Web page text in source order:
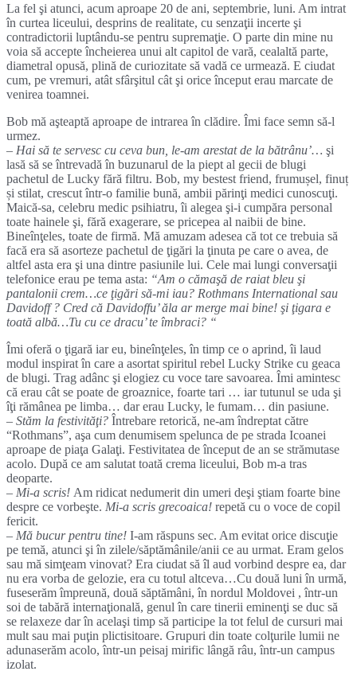
La fel şi atunci, acum aproape 20 de ani, septembrie, luni. Am intrat
în curtea liceului, desprins de realitate, cu senzaţii incerte şi
contradictorii luptându-se pentru supremaţie. O parte din mine nu
voia să accepte încheierea unui alt capitol de vară, cealaltă parte,
diametral opusă, plină de curiozitate să vadă ce urmează. E ciudat
cum, pe vremuri, atât sfârşitul cât şi orice început erau marcate de
venirea toamnei.
Bob mă aşteaptă aproape de intrarea în clădire. Îmi face semn să-l
urmez.
– Hai să te servesc cu ceva bun, le-am arestat de la bătrânu’… şi
lasă să se întrevadă în buzunarul de la piept al gecii de blugi
pachetul de Lucky fără filtru. Bob, my bestest friend, frumușel, finuț
și stilat, crescut într-o familie bună, ambii părinţi medici cunoscuţi.
Maică-sa, celebru medic psihiatru, îi alegea şi-i cumpăra personal
toate hainele şi, fără exagerare, se pricepea al naibii de bine.
Bineînţeles, toate de firmă. Mă amuzam adesea că tot ce trebuia să
facă era să asorteze pachetul de ţigări la ţinuta pe care o avea, de
altfel asta era şi una dintre pasiunile lui. Cele mai lungi conversaţii
telefonice erau pe tema asta: “Am o cămaşă de raiat bleu şi
pantalonii crem…ce ţigări să-mi iau? Rothmans International sau
Davidoff ? Cred că Davidoffu’ ăla ar merge mai bine! şi ţigara e
toată albă…Tu cu ce dracu’ te îmbraci? “
Îmi oferă o ţigară iar eu, bineînţeles, în timp ce o aprind, îi laud
modul inspirat în care a asortat spiritul rebel Lucky Strike cu geaca
de blugi. Trag adânc şi elogiez cu voce tare savoarea. Îmi amintesc
că erau cât se poate de groaznice, foarte tari … iar tutunul se uda şi
îţi rămânea pe limba… dar erau Lucky, le fumam… din pasiune.
– Stăm la festivităţi? Întrebare retorică, ne-am îndreptat către
“Rothmans”, aşa cum denumisem spelunca de pe strada Icoanei
aproape de piaţa Galaţi. Festivitatea de început de an se strămutase
acolo. După ce am salutat toată crema liceului, Bob m-a tras
deoparte.
– Mi-a scris! Am ridicat nedumerit din umeri deşi ştiam foarte bine
despre ce vorbeşte. Mi-a scris grecoaica! repetă cu o voce de copil
fericit.
– Mă bucur pentru tine! I-am răspuns sec. Am evitat orice discuţie
pe temă, atunci şi în zilele/săptămânile/anii ce au urmat. Eram gelos
sau mă simţeam vinovat? Era ciudat să îl aud vorbind despre ea, dar
nu era vorba de gelozie, era cu totul altceva…Cu două luni în urmă,
fuseserăm împreună, două săptămâni, în nordul Moldovei , într-un
soi de tabără internaţională, genul în care tinerii eminenţi se duc să
se relaxeze dar în acelaşi timp să participe la tot felul de cursuri mai
mult sau mai puţin plictisitoare. Grupuri din toate colţurile lumii ne
adunaserăm acolo, într-un peisaj mirific lângă râu, într-un campus
izolat.